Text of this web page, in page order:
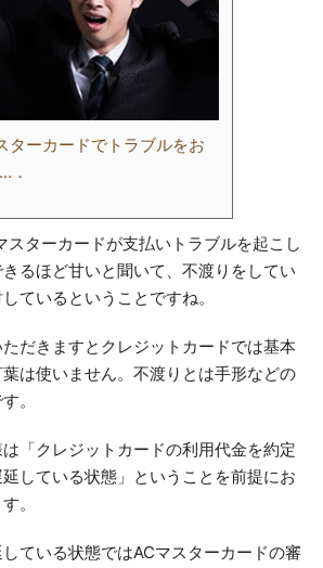
ターカードでトラブルをお
．
スターカードが支払いトラブルを起こし
るほど甘いと聞いて、不渡りをしてい
ているということですね。
だきますとクレジットカードでは基本
は使いません。不渡りとは手形などの
。
「クレジットカードの利用代金を約定
している状態」ということを前提にお
。
ている状態ではACマスターカードの審